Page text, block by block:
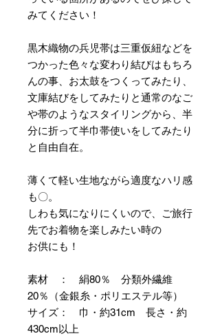
みてください！
黒木織物の兵児帯は三重仮紐などを
つかった色々な変わり結びはもちろ
んの事、お太鼓をつくってみたり、
文庫結びをしてみたりと通常のなご
や帯のようなスタイリングから、半
分に折って半巾帯使いをしてみたり
と自由自在。
薄くて軽い生地ながら適度なハリ感
も〇。
しわも気になりにくいので、ご旅行
先でお着物を楽しみたい時の
お供にも！
素材 ： 絹80％ 分類外繊維
20％（金銀糸・ポリエステル等）
サイズ： 巾・約31cm 長さ・約
430cm以上